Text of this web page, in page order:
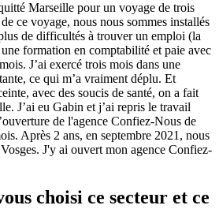
Marseille pour un voyage de trois
ce voyage, nous nous sommes installés
de difficultés à trouver un emploi (la
formation en comptabilité et paie avec
J’ai exercé trois mois dans une
ce qui m’a vraiment déplu. Et
avec des soucis de santé, on a fait
J’ai eu Gabin et j’ai repris le travail
de l'agence Confiez-Nous de
Après 2 ans, en septembre 2021, nous
J'y ai ouvert mon agence Confiez-
choisi ce secteur et ce